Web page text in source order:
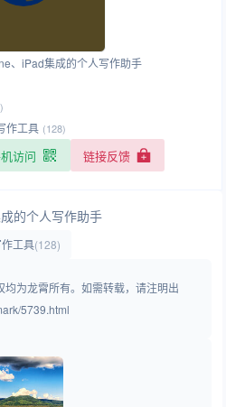
、iPad集成的个人写作助手
作工具 (128)
访问 链接反馈
的个人写作助手
作工具(128)
为龙霄所有。如需转载，请注明出
5739.html